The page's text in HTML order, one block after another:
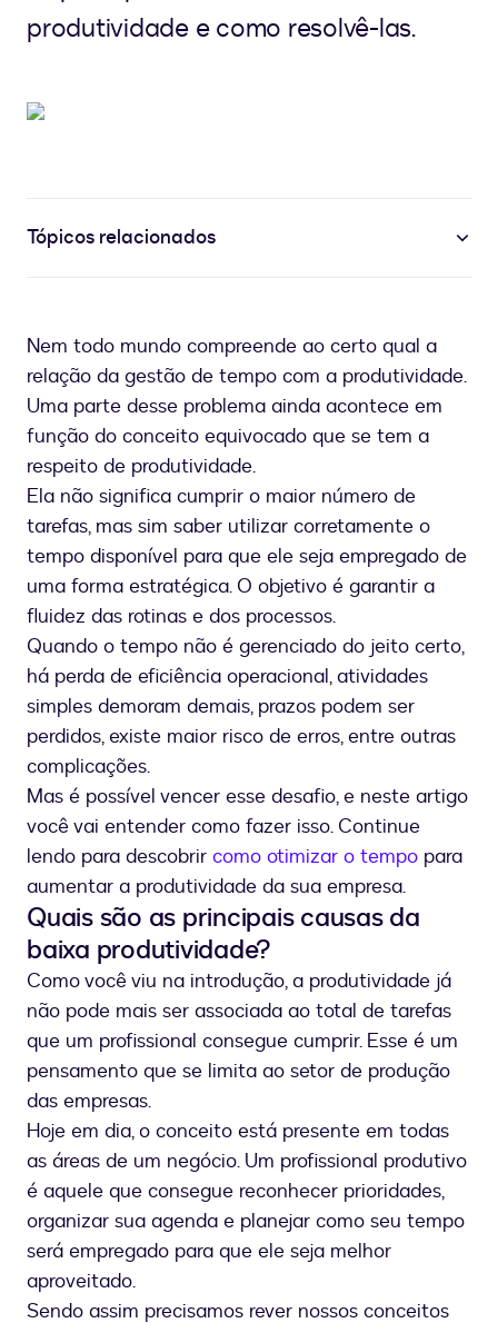
produtividade e como resolvê-las.
Tópicos relacionados
Nem todo mundo compreende ao certo qual a
relação da gestão de tempo com a produtividade.
Uma parte desse problema ainda acontece em
função do conceito equivocado que se tem a
respeito de produtividade.
Ela não significa cumprir o maior número de
tarefas, mas sim saber utilizar corretamente o
tempo disponível para que ele seja empregado de
uma forma estratégica. O objetivo é garantir a
fluidez das rotinas e dos processos.
Quando o tempo não é gerenciado do jeito certo,
há perda de eficiência operacional, atividades
simples demoram demais, prazos podem ser
perdidos, existe maior risco de erros, entre outras
complicações.
Mas é possível vencer esse desafio, e neste artigo
você vai entender como fazer isso. Continue
lendo para descobrir como otimizar o tempo para
aumentar a produtividade da sua empresa.
Quais são as principais causas da
baixa produtividade?
Como você viu na introdução, a produtividade já
não pode mais ser associada ao total de tarefas
que um profissional consegue cumprir. Esse é um
pensamento que se limita ao setor de produção
das empresas.
Hoje em dia, o conceito está presente em todas
as áreas de um negócio. Um profissional produtivo
é aquele que consegue reconhecer prioridades,
organizar sua agenda e planejar como seu tempo
será empregado para que ele seja melhor
aproveitado.
Sendo assim precisamos rever nossos conceitos